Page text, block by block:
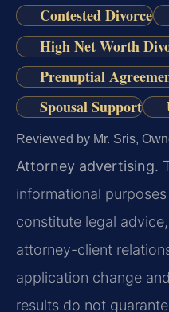
Contested Divorce
High Net Worth
Prenuptial
Spousal Support
Reviewed by Mr. Sris,
Attorney advertising.
informational
constitute legal
attorney-client
application change
results do not